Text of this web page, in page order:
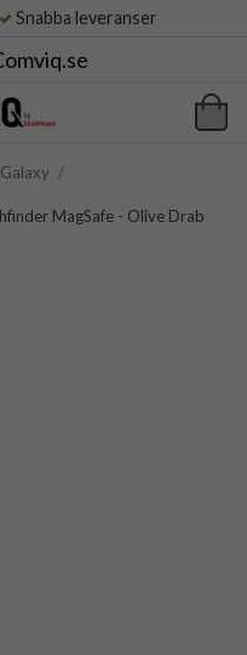
Snabba leveranser
/
MagSafe - Olive Drab